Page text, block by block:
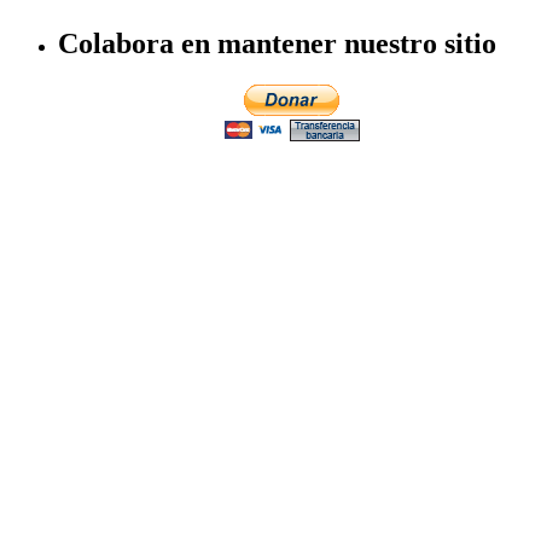
Colabora en mantener nuestro sitio